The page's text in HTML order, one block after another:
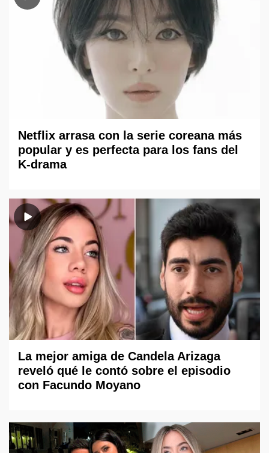
Netflix arrasa con la serie coreana más
popular y es perfecta para los fans del
K-drama
La mejor amiga de Candela Arizaga
reveló qué le contó sobre el episodio
con Facundo Moyano